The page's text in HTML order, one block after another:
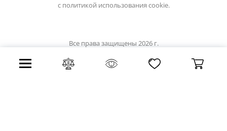
с политикой использования cookie.
Все права защищены 2026 г.